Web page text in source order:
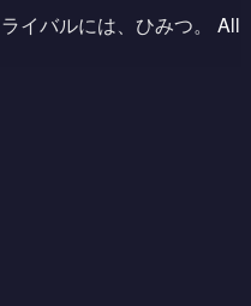
イバルには、ひみつ。
All